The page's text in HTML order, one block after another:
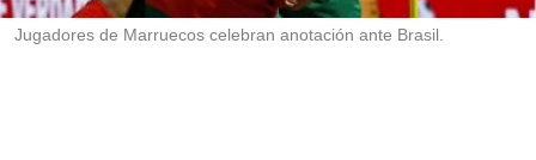
r
Jugadores de Marruecos celebran anotación ante Brasil.